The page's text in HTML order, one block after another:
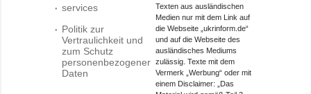
services
Politik zur
Vertraulichkeit und
zum Schutz
personenbezogener
Daten
Texten aus ausländischen
Medien nur mit dem Link auf
die Webseite „ukrinform.de“
und auf die Webseite des
ausländisches Mediums
zulässig. Texte mit dem
Vermerk „Werbung“ oder mit
einem Disclaimer: „Das